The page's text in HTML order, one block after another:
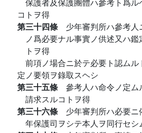
コトヲ得
第三十四條 少年審判所ハ參考
ノ爲必要ナル事實ノ供述又ハ鑑
トヲ得
前項ノ場合ニ於テ必要ト認ム
定ノ要領ヲ錄取スヘシ
第三十五條 參考人ハ命令ノ定ム
請求スルコトヲ得
第三十六條 少年審判所ハ必要
年保護司ヲシテ本人ヲ同行セシ